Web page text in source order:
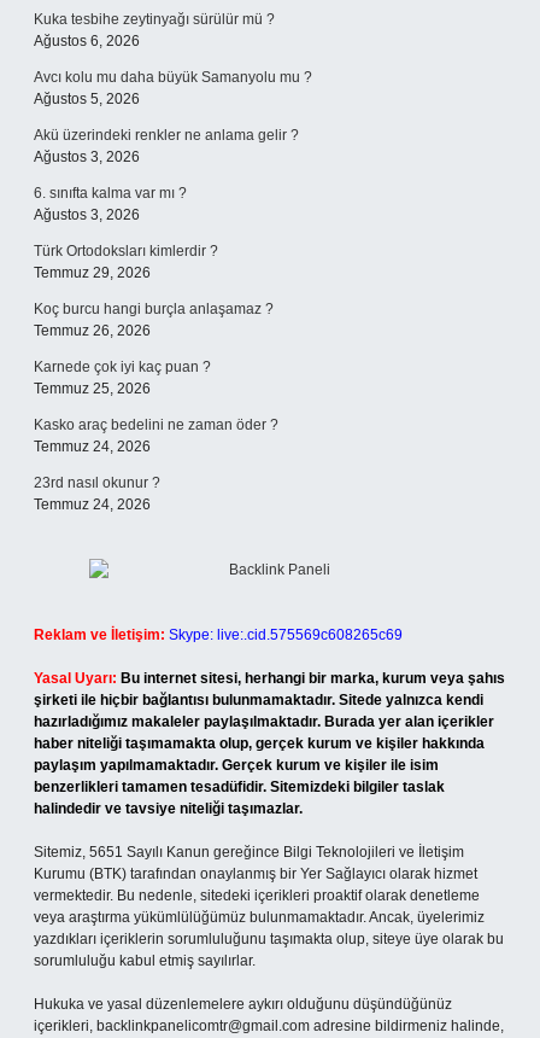
Kuka tesbihe zeytinyağı sürülür mü ?
Ağustos 6, 2026
Avcı kolu mu daha büyük Samanyolu mu ?
Ağustos 5, 2026
Akü üzerindeki renkler ne anlama gelir ?
Ağustos 3, 2026
6. sınıfta kalma var mı ?
Ağustos 3, 2026
Türk Ortodoksları kimlerdir ?
Temmuz 29, 2026
Koç burcu hangi burçla anlaşamaz ?
Temmuz 26, 2026
Karnede çok iyi kaç puan ?
Temmuz 25, 2026
Kasko araç bedelini ne zaman öder ?
Temmuz 24, 2026
23rd nasıl okunur ?
Temmuz 24, 2026
Reklam ve İletişim: Skype: live:.cid.575569c608265c69
Yasal Uyarı: Bu internet sitesi, herhangi bir marka, kurum veya şahıs
şirketi ile hiçbir bağlantısı bulunmamaktadır. Sitede yalnızca kendi
hazırladığımız makaleler paylaşılmaktadır. Burada yer alan içerikler
haber niteliği taşımamakta olup, gerçek kurum ve kişiler hakkında
paylaşım yapılmamaktadır. Gerçek kurum ve kişiler ile isim
benzerlikleri tamamen tesadüfidir. Sitemizdeki bilgiler taslak
halindedir ve tavsiye niteliği taşımazlar.
Sitemiz, 5651 Sayılı Kanun gereğince Bilgi Teknolojileri ve İletişim
Kurumu (BTK) tarafından onaylanmış bir Yer Sağlayıcı olarak hizmet
vermektedir. Bu nedenle, sitedeki içerikleri proaktif olarak denetleme
veya araştırma yükümlülüğümüz bulunmamaktadır. Ancak, üyelerimiz
yazdıkları içeriklerin sorumluluğunu taşımakta olup, siteye üye olarak bu
sorumluluğu kabul etmiş sayılırlar.
Hukuka ve yasal düzenlemelere aykırı olduğunu düşündüğünüz
içerikleri, backlinkpanelicomtr@gmail.com adresine bildirmeniz halinde,